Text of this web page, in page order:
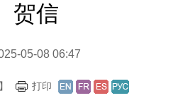
贺信
05-08 06:47
】 打印